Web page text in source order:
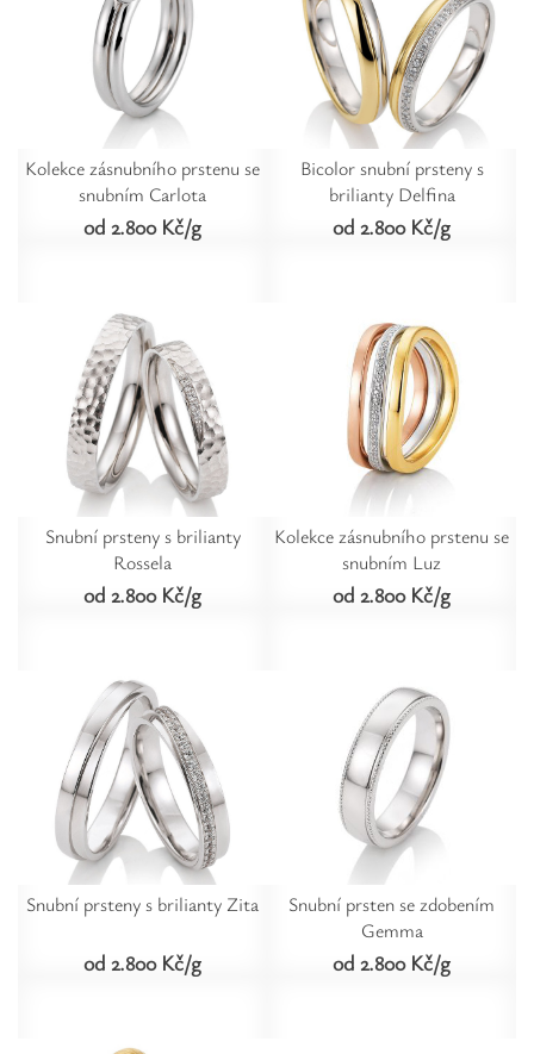
Kolekce zásnubního prstenu se
snubním Carlota
od 2.800 Kč/g
Bicolor snubní prsteny s
brilianty Delfina
od 2.800 Kč/g
Snubní prsteny s brilianty
Rossela
od 2.800 Kč/g
Kolekce zásnubního prstenu se
snubním Luz
od 2.800 Kč/g
Snubní prsteny s brilianty Zita
od 2.800 Kč/g
Snubní prsten se zdobením
Gemma
od 2.800 Kč/g